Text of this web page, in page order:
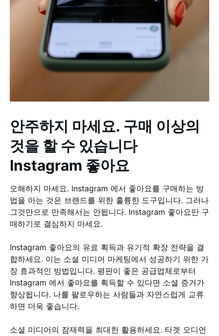
안주하지 마세요. 구매 이상의
것을 할 수 있습니다
Instagram 좋아요
오해하지 마세요. Instagram 에서 좋아요를 구매하는 방
법을 아는 것은 브랜드를 위한 훌륭한 도구입니다. 그러나
그것만으로 만족해서는 안됩니다. Instagram 좋아요만 구
매하기로 결심하지 마세요.
Instagram 좋아요의 유료 획득과 유기적 확장 전략을 결
합하세요. 이는 소셜 미디어 마케팅에서 성공하기 위한 가
장 효과적인 방법입니다. 평판이 좋은 공급업체로부터
Instagram 에서 좋아요를 획득할 수 있다면 소셜 증거가
향상됩니다. 나를 팔로우하는 사람들과 자연스럽게 교류
하면 더욱 좋습니다.
소셜 미디어의 잠재력을 최대한 활용하세요. 타겟 오디언